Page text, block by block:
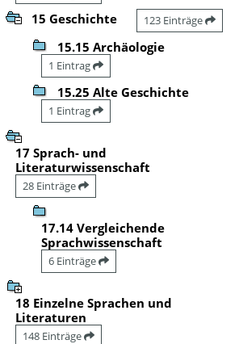
15 Geschichte 123 Einträge
15.15 Archäologie
1 Eintrag
15.25 Alte Geschichte
1 Eintrag
17 Sprach- und
Literaturwissenschaft
28 Einträge
17.14 Vergleichende
Sprachwissenschaft
6 Einträge
18 Einzelne Sprachen und
Literaturen
148 Einträge